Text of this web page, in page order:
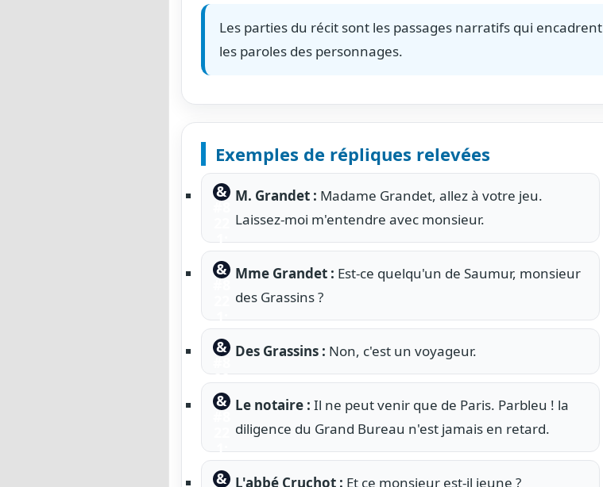
Les parties du récit sont les passages narratifs qui encadrent
les paroles des personnages.
Exemples de répliques relevées
M. Grandet : Madame Grandet, allez à votre jeu.
Laissez-moi m'entendre avec monsieur.
Mme Grandet : Est-ce quelqu'un de Saumur, monsieur
des Grassins ?
Des Grassins : Non, c'est un voyageur.
Le notaire : Il ne peut venir que de Paris. Parbleu ! la
diligence du Grand Bureau n'est jamais en retard.
L'abbé Cruchot : Et ce monsieur est-il jeune ?